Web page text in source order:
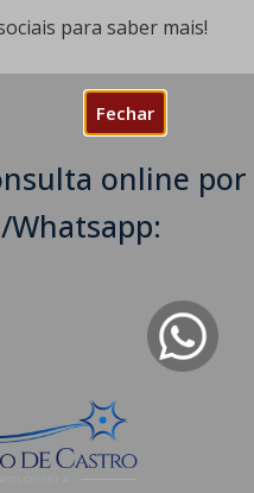
Fechar
online por
para saber mais!
- Enseada do Suá, Vitória